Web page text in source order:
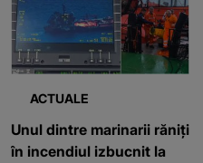
ACTUALE
Unul dintre marinarii răniți
în incendiul izbucnit la